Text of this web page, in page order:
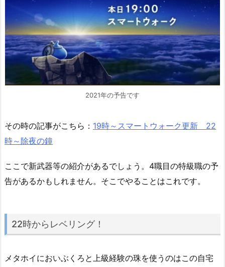
2021年の予告です
その時の記事がこちら： 19時～スマートウォーク更新 22
時～除夜の鐘
ここで新武器等の紹介があるでしょう。4職目の特級職の予
告があるかもしれません。そこでやることはこれです。
22時からレベリング！
メタホイにおいぶくろと上級経験の珠を使うのはこの自宅